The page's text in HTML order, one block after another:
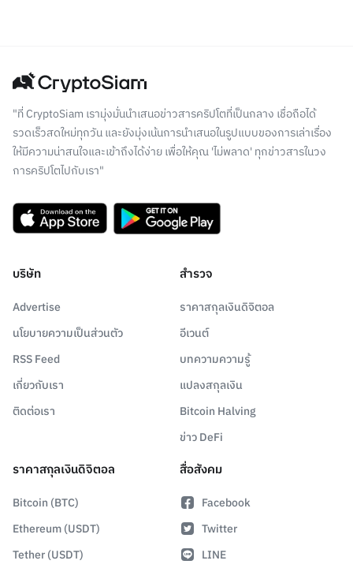
"ที่ CryptoSiam เรามุ่งมั่นนำเสนอข่าวสารคริปโตที่เป็นกลาง เชื่อถือได้
รวดเร็วสดใหม่ทุกวัน และยังมุ่งเน้นการนำเสนอในรูปแบบของการเล่าเรื่อง
ให้มีความน่าสนใจและเข้าถึงได้ง่าย เพื่อให้คุณ 'ไม่พลาด' ทุกข่าวสารในวง
การคริปโตไปกับเรา"
บริษัท
Advertise
นโยบายความเป็นส่วนตัว
RSS Feed
เกี่ยวกับเรา
ติดต่อเรา
สำรวจ
ราคาสกุลเงินดิจิตอล
อีเวนต์
บทความความรู้
แปลงสกุลเงิน
Bitcoin Halving
ข่าว DeFi
ราคาสกุลเงินดิจิตอล
Bitcoin (BTC)
Ethereum (USDT)
Tether (USDT)
สื่อสังคม
Facebook
Twitter
LINE